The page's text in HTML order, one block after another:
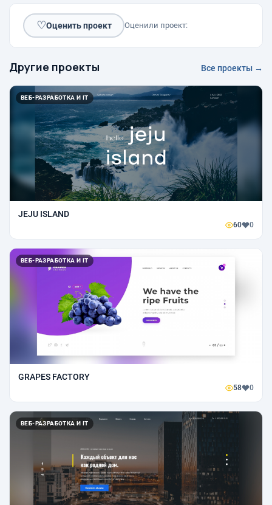
♡Оценить проект Оценили проект:
Другие проекты Все проекты →
ВЕБ-РАЗРАБОТКА И IT
JEJU ISLAND
60 0
ВЕБ-РАЗРАБОТКА И IT
GRAPES FACTORY
58 0
ВЕБ-РАЗРАБОТКА И IT